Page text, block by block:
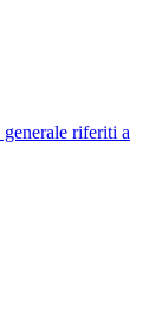
riferiti a